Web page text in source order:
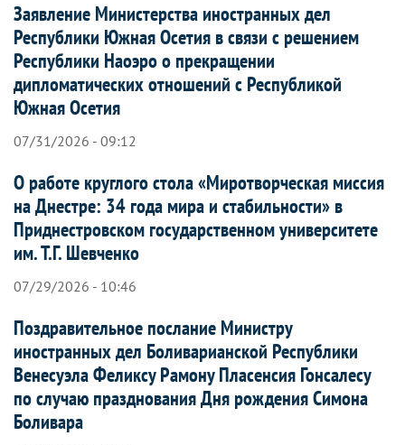
Заявление Министерства иностранных дел
Республики Южная Осетия в связи с решением
Республики Наоэро о прекращении
дипломатических отношений с Республикой
Южная Осетия
07/31/2026 - 09:12
О работе круглого стола «Миротворческая миссия
на Днестре: 34 года мира и стабильности» в
Приднестровском государственном университете
им. Т.Г. Шевченко
07/29/2026 - 10:46
Поздравительное послание Министру
иностранных дел Боливарианской Республики
Венесуэла Феликсу Рамону Пласенсия Гонсалесу
по случаю празднования Дня рождения Симона
Боливара